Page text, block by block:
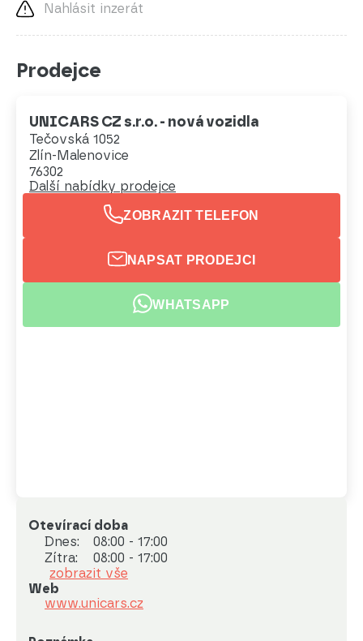
Nahlásit inzerát
Prodejce
UNICARS CZ s.r.o. - nová vozidla
Tečovská 1052
Zlín-Malenovice
76302
Další nabídky prodejce
ZOBRAZIT TELEFON
NAPSAT PRODEJCI
WHATSAPP
Otevírací doba
Dnes:
08:00 - 17:00
Zítra:
08:00 - 17:00
zobrazit vše
Web
www.unicars.cz